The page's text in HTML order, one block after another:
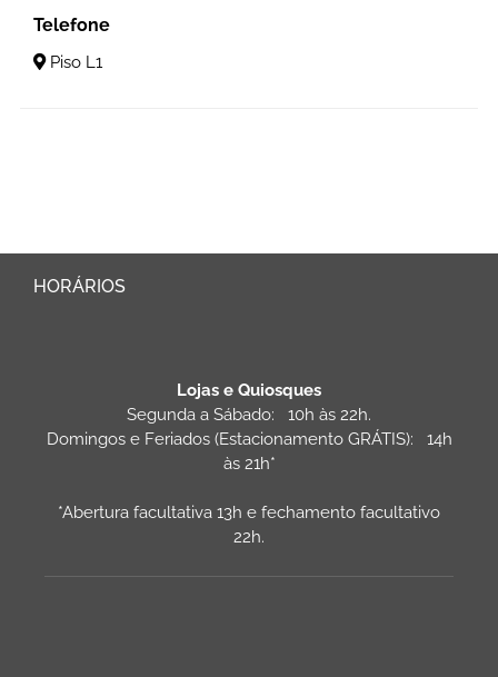
Telefone
Piso L1
HORÁRIOS
Lojas e Quiosques
Segunda a Sábado: 10h às 22h.
Domingos e Feriados (Estacionamento GRÁTIS): 14h
às 21h*
*Abertura facultativa 13h e fechamento facultativo
22h.